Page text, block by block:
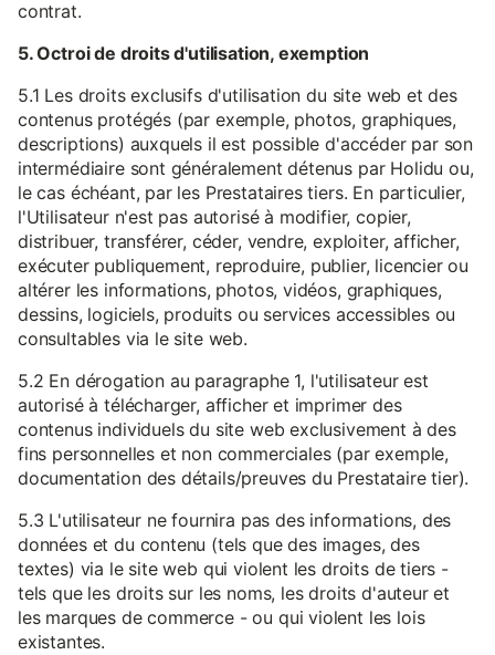
contrat.
5. Octroi de droits d'utilisation, exemption
5.1 Les droits exclusifs d'utilisation du site web et des
contenus protégés (par exemple, photos, graphiques,
descriptions) auxquels il est possible d'accéder par son
intermédiaire sont généralement détenus par Holidu ou,
le cas échéant, par les Prestataires tiers. En particulier,
l'Utilisateur n'est pas autorisé à modifier, copier,
distribuer, transférer, céder, vendre, exploiter, afficher,
exécuter publiquement, reproduire, publier, licencier ou
altérer les informations, photos, vidéos, graphiques,
dessins, logiciels, produits ou services accessibles ou
consultables via le site web.
5.2 En dérogation au paragraphe 1, l'utilisateur est
autorisé à télécharger, afficher et imprimer des
contenus individuels du site web exclusivement à des
fins personnelles et non commerciales (par exemple,
documentation des détails/preuves du Prestataire tier).
5.3 L'utilisateur ne fournira pas des informations, des
données et du contenu (tels que des images, des
textes) via le site web qui violent les droits de tiers -
tels que les droits sur les noms, les droits d'auteur et
les marques de commerce - ou qui violent les lois
existantes.